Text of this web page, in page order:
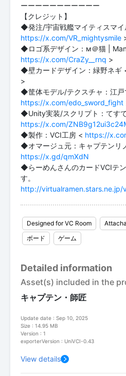
ーーーーーーーーーーー
【クレジット】
◆発注/宇宙戦艦マイティスマイ
https://x.com/VR_mightysmile
◆ロゴ系デザイン：м＠猫 |
https://x.com/CraZy__rnq >
◆壁カードデザイン：緑野ネギ
>
◆筐体モデル/テクスチャ：江戸
https://x.com/edo_sword_fight
◆Unity実装/スクリプト：てす
https://x.com/
◆製作：VCI工房 < https://
https://x.gd/qmXdN
◆らーめんさんのカードVCIテ
http://virtualramen.stars.ne.jp/
Designed for VC Room
ボード
ゲーム
Detailed information
Asset(s) included in the
キャプテン・師匠
Update date : Sep 10, 2025
Size : 14.95 MB
Version : 1
exporterVersion : UniVCI-0.43
View details